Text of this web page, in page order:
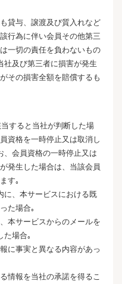
貸与、譲渡及び質入れなど
行為に伴い会員その他第三
一切の責任を負わないもの
社及び第三者に損害が発生
その損害全額を賠償するも
すると当社が判断した場
資格を一時停止又は取消し
、会員資格の一時停止又は
発生した場合は、当該会員
す｡
、本サービスにおける既
た場合｡
本サービスからのメールを
た場合｡
に事実と異なる内容があっ
情報を当社の承諾を得るこ